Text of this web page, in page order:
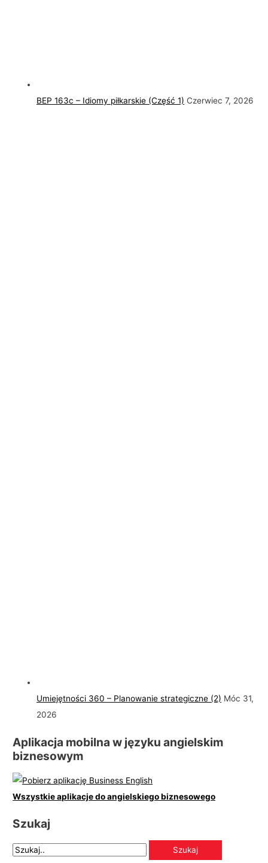
BEP 163c – Idiomy piłkarskie (Część 1) Czerwiec 7, 2026
Umiejętności 360 – Planowanie strategiczne (2) Móc 31,
2026
Aplikacja mobilna w języku angielskim
biznesowym
Wszystkie aplikacje do angielskiego biznesowego
Szukaj